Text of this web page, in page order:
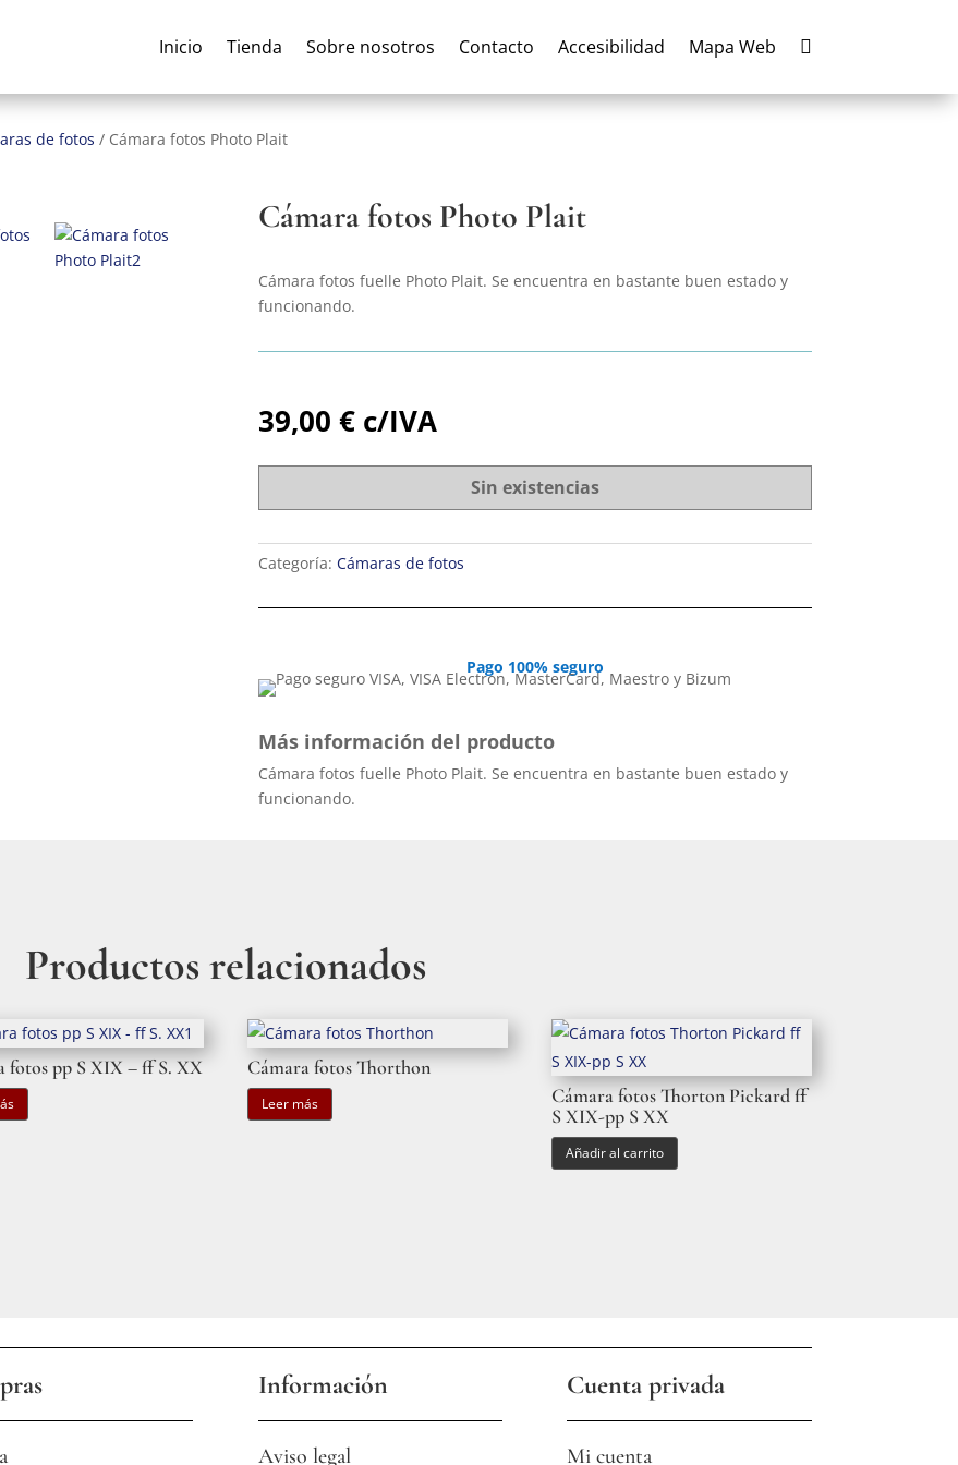
Inicio Tienda Sobre nosotros Contacto Accesibilidad Mapa Web 
de fotos / Cámara fotos Photo Plait
Cámara fotos Photo Plait
Cámara fotos fuelle Photo Plait. Se encuentra en bastante buen estado y
funcionando.
39,00 € c/IVA
Sin existencias
Categoría: Cámaras de fotos
Pago 100% seguro
Más información del producto
Cámara fotos fuelle Photo Plait. Se encuentra en bastante buen estado y
funcionando.
Productos relacionados
fotos pp S XIX – ff S. XX Cámara fotos Thorthon
Leer más
Cámara fotos Thorton Pickard ff
S XIX-pp S XX
Añadir al carrito
Información
Aviso legal
Cuenta privada
Mi cuenta